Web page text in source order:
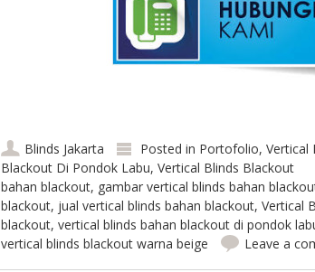
Blinds Jakarta Posted in Portofolio, Vertical
Blackout Di Pondok Labu, Vertical Blinds Blackout
bahan blackout, gambar vertical blinds bahan
blackout, jual vertical blinds bahan blackout, Vertical
blackout, vertical blinds bahan blackout di pondok
vertical blinds blackout warna beige
Leave a